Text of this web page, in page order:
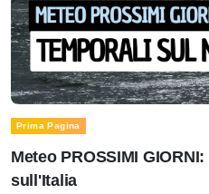
Prima Pagina
Meteo PROSSIMI
sull'Italia